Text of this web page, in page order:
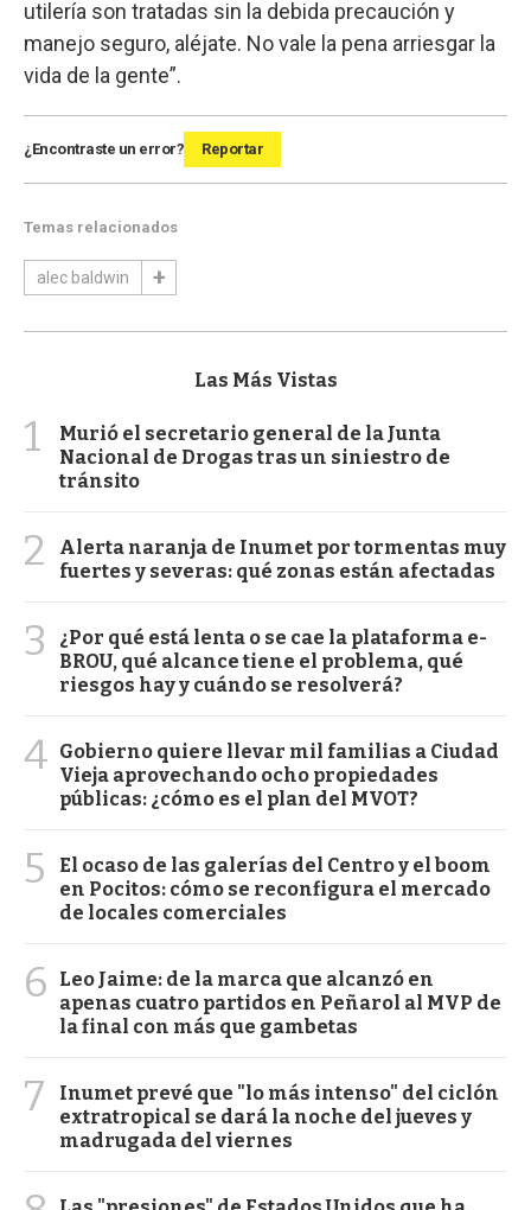
utilería son tratadas sin la debida precaución y
manejo seguro, aléjate. No vale la pena arriesgar la
vida de la gente”.
¿Encontraste un error? Reportar
Temas relacionados
alec baldwin
Las Más Vistas
1
Murió el secretario general de la Junta
Nacional de Drogas tras un siniestro de
tránsito
2
Alerta naranja de Inumet por tormentas muy
fuertes y severas: qué zonas están afectadas
3
¿Por qué está lenta o se cae la plataforma e-
BROU, qué alcance tiene el problema, qué
riesgos hay y cuándo se resolverá?
4 Gobierno quiere llevar mil familias a Ciudad
Vieja aprovechando ocho propiedades
públicas: ¿cómo es el plan del MVOT?
5
El ocaso de las galerías del Centro y el boom
en Pocitos: cómo se reconfigura el mercado
de locales comerciales
6
Leo Jaime: de la marca que alcanzó en
apenas cuatro partidos en Peñarol al MVP de
la final con más que gambetas
7
Inumet prevé que "lo más intenso" del ciclón
extratropical se dará la noche del jueves y
madrugada del viernes